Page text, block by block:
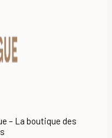
– La boutique des